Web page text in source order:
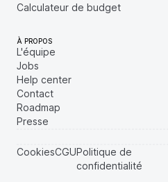
Calculateur de budget
À PROPOS
L'équipe
Jobs
Help center
Contact
Roadmap
Presse
CookiesCGUPolitique de
confidentialité